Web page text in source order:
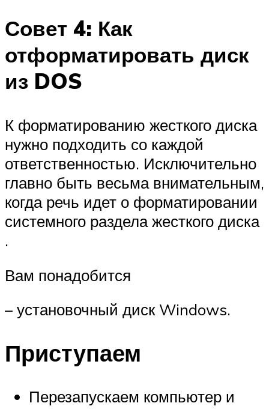
Совет 4: Как
отформатировать диск
из DOS
К форматированию жесткого диска
нужно подходить со каждой
ответственностью. Исключительно
главно быть весьма внимательным,
когда речь идет о форматировании
системного раздела жесткого диска
.
Вам понадобится
– установочный диск Windows.
Приступаем
Перезапускаем компьютер и